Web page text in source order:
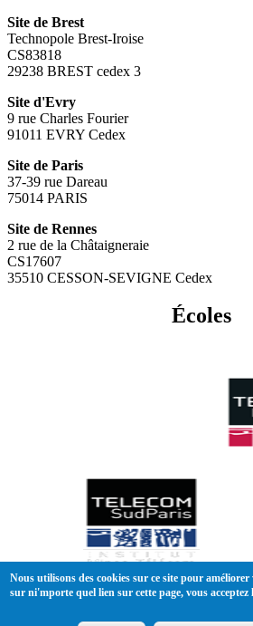
Site de Brest
Technopole Brest-Iroise
CS83818
29238 BREST cedex 3
Site d'Evry
9 rue Charles Fourier
91011 EVRY Cedex
Site de Paris
37-39 rue Dareau
75014 PARIS
Site de Rennes
2 rue de la Châtaigneraie
CS17607
35510 CESSON-SEVIGNE Cedex
Écoles
Conditions générales de vente|
Plan du site
Nous utilisons des cookies sur ce site pour
sur ni'mporte quel lien sur cette page, vous